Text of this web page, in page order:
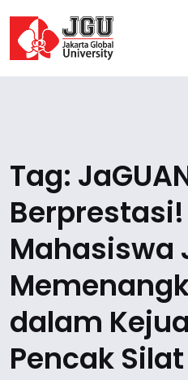
Tag:
Berprestasi!
Mahasiswa
dalam
Pencak Silat